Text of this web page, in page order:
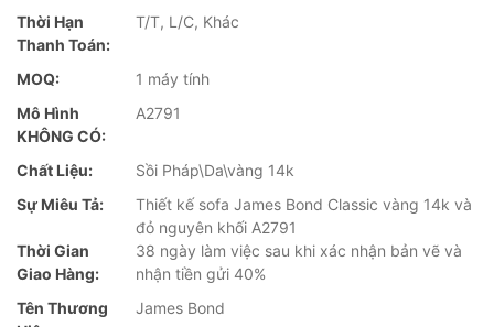
Thời Hạn
Thanh Toán:
T/T, L/C, Khác
MOQ:
1 máy tính
Mô Hình
KHÔNG CÓ:
A2791
Chất Liệu:
Sồi Pháp\Da\vàng 14k
Sự Miêu Tả:
Thiết kế sofa James Bond Classic vàng 14k và
đỏ nguyên khối A2791
Thời Gian
Giao Hàng:
38 ngày làm việc sau khi xác nhận bản vẽ và
nhận tiền gửi 40%
Tên Thương
James Bond